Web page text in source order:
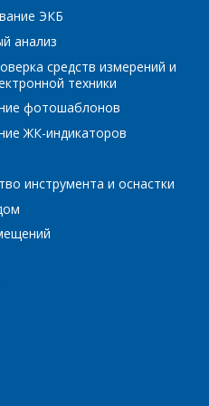
ПОКУПКИ
ЭКБ
анализ
средств измерений и
техники
фотошаблонов
ЖК-индикаторов
инструмента и оснастки
*